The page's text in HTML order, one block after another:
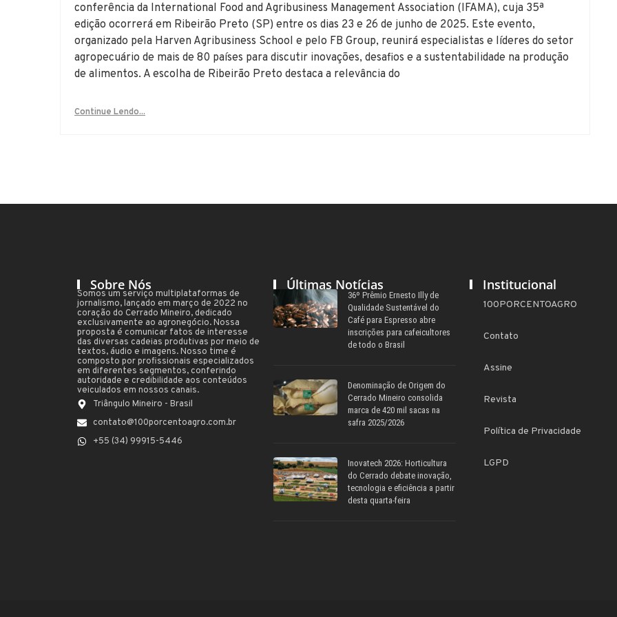
conferência da International Food and Agribusiness Management Association (IFAMA), cuja 35ª
edição ocorrerá em Ribeirão Preto (SP) entre os dias 23 e 26 de junho de 2025. Este evento,
organizado pela Harven Agribusiness School e pelo FB Group, reunirá especialistas e líderes do setor
agropecuário de mais de 80 países para discutir inovações, desafios e a sustentabilidade na produção
de alimentos. A escolha de Ribeirão Preto destaca a relevância do
Continue Lendo...
Sobre Nós
Somos um serviço multiplataformas de
jornalismo, lançado em março de 2022 no
coração do Cerrado Mineiro, dedicado
exclusivamente ao agronegócio. Nossa
proposta é comunicar fatos de interesse
das diversas cadeias produtivas por meio de
textos, áudio e imagens. Nosso time é
composto por profissionais especializados
em diferentes segmentos, conferindo
autoridade e credibilidade aos conteúdos
veiculados em nossos canais.
Triângulo Mineiro - Brasil
contato@100porcentoagro.com.br
+55 (34) 99915-5446
Últimas Notícias
36º Prêmio Ernesto Illy de
Qualidade Sustentável do
Café para Espresso abre
inscrições para cafeicultores
de todo o Brasil
Denominação de Origem do
Cerrado Mineiro consolida
marca de 420 mil sacas na
safra 2025/2026
Inovatech 2026: Horticultura
do Cerrado debate inovação,
tecnologia e eficiência a partir
desta quarta-feira
Institucional
100PORCENTOAGRO
Contato
Assine
Revista
Política de Privacidade
LGPD